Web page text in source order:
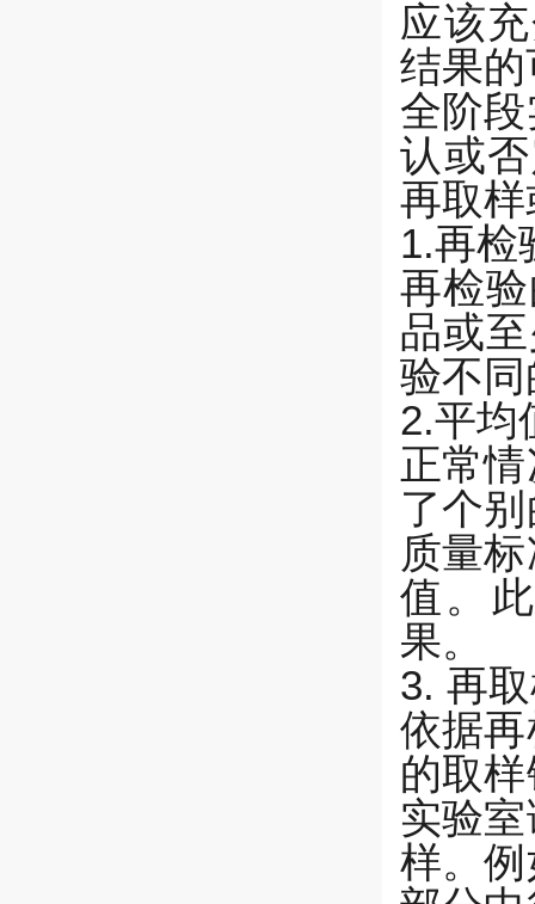
应该
结果
全阶
认或
再取
1.再检
再检
品或
验不
2.平均
正常
了个
质量
值。
果。
3. 再
依据
的取
实验
样。